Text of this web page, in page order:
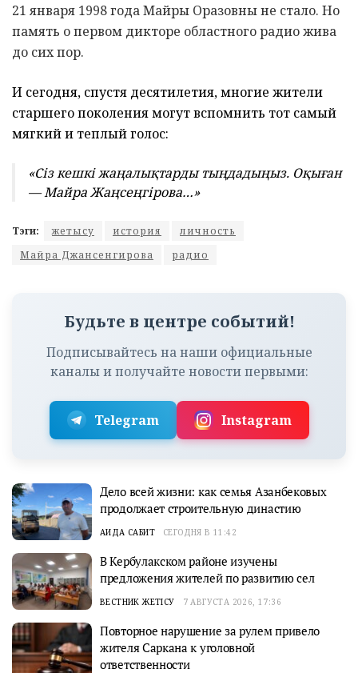
21 января 1998 года Майры Оразовны не стало. Но
память о первом дикторе областного радио жива
до сих пор.
И сегодня, спустя десятилетия, многие жители
старшего поколения могут вспомнить тот самый
мягкий и теплый голос:
«Сіз кешкі жаңалықтарды тыңдадыңыз. Оқыған
— Майра Жаңсеңгірова…»
Тэги: жетысу история
личность
Майра Джансенгирова
радио
Будьте в центре событий!
Подписывайтесь на наши официальные
каналы и получайте новости первыми:
Telegram Instagram
Дело всей жизни: как семья Азанбековых
продолжает строительную династию
АИДА САБИТ СЕГОДНЯ В 11:42
В Кербулакском районе изучены
предложения жителей по развитию сел
ВЕСТНИК ЖЕТІСУ 7 АВГУСТА 2026, 17:36
Повторное нарушение за рулем привело
жителя Саркана к уголовной
ответственности